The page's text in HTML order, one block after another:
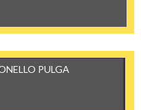
PULGA